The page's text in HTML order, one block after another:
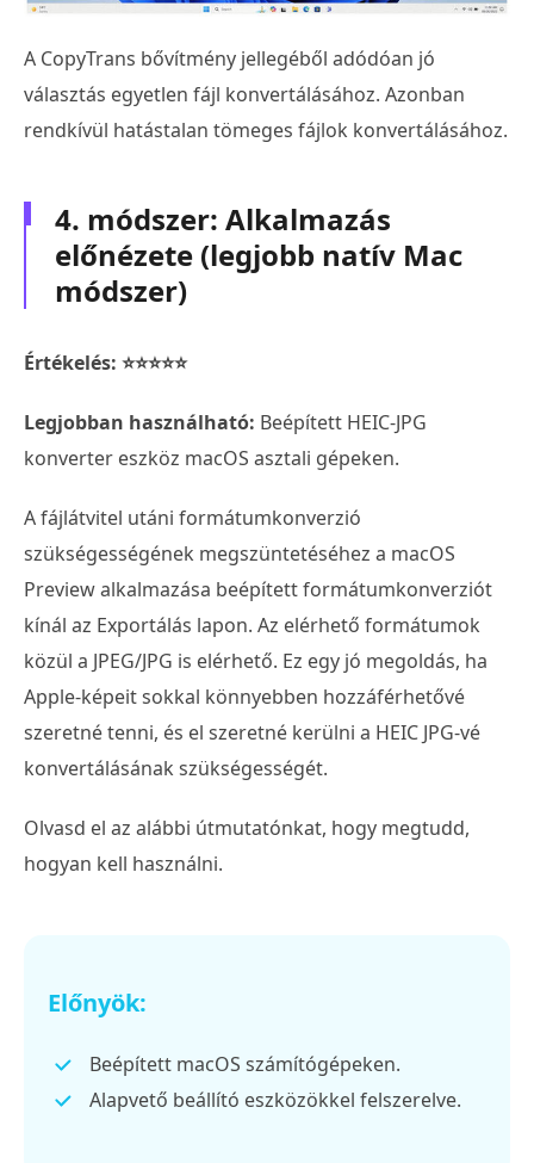
A CopyTrans bővítmény jellegéből adódóan jó
választás egyetlen fájl konvertálásához. Azonban
rendkívül hatástalan tömeges fájlok konvertálásához.
4. módszer: Alkalmazás
előnézete (legjobb natív Mac
módszer)
Értékelés: ⭐⭐⭐⭐⭐
Legjobban használható: Beépített HEIC-JPG
konverter eszköz macOS asztali gépeken.
A fájlátvitel utáni formátumkonverzió
szükségességének megszüntetéséhez a macOS
Preview alkalmazása beépített formátumkonverziót
kínál az Exportálás lapon. Az elérhető formátumok
közül a JPEG/JPG is elérhető. Ez egy jó megoldás, ha
Apple-képeit sokkal könnyebben hozzáférhetővé
szeretné tenni, és el szeretné kerülni a HEIC JPG-vé
konvertálásának szükségességét.
Olvasd el az alábbi útmutatónkat, hogy megtudd,
hogyan kell használni.
Előnyök:
Beépített macOS számítógépeken.
Alapvető beállító eszközökkel felszerelve.